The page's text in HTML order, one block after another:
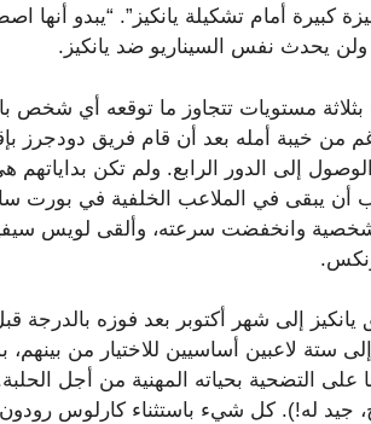
كبيرة أمام تشكيلة يانكيز”. “يبدو
ولن يحدث نفس السيناريو ضد يانكيز.
بثلاثة مستويات تتجاوز ما توقعه أي شخص
من خيبة أمله بعد أن قام فريق دودجرز
إلى الدور الرابع. ولم تكن بداياتهم
أن يبقى في الملاعب الخلفية في
يانكيز إلى شهر أكتوبر بعد فوزه
ستة لاعبين أساسيين للاختيار من
على التضحية بحياته المهنية من أجل
جيد له!). كل شيء باستثناء كارلوس رودون